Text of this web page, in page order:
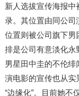
新人选拔宣传海报
录。其位置由同公司
位置则被公司旗下男
排是公司有意淡化永
男星田中圭的不伦
演电影的宣传也从实
“边缘化”。目前她不